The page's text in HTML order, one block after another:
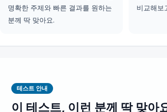
명확한 주제와 빠른 결과를 원하는
분께 딱 맞아요.
비교해보
테스트 안내
이 테스트, 이런 분께 딱 맞아